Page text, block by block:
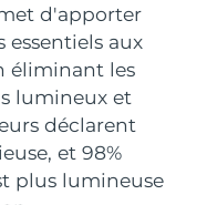
d'apporter
aux
éliminant les
lumineux et
déclarent
et 98%
plus lumineuse